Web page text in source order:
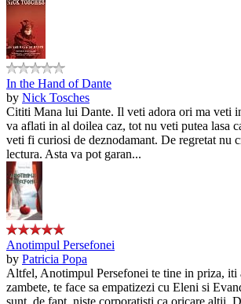
In the Hand of Dante
by Nick Tosches
Cititi Mana lui Dante. Il veti adora ori ma veti
va aflati in al doilea caz, tot nu veti putea lasa
veti fi curiosi de deznodamant. De regretat nu
lectura. Asta va pot garan...
Anotimpul Persefonei
by Patricia Popa
Altfel, Anotimpul Persefonei te tine in priza, iti
zambete, te face sa empatizezi cu Eleni si
sunt, de fapt, niste corporatisti ca oricare altii.